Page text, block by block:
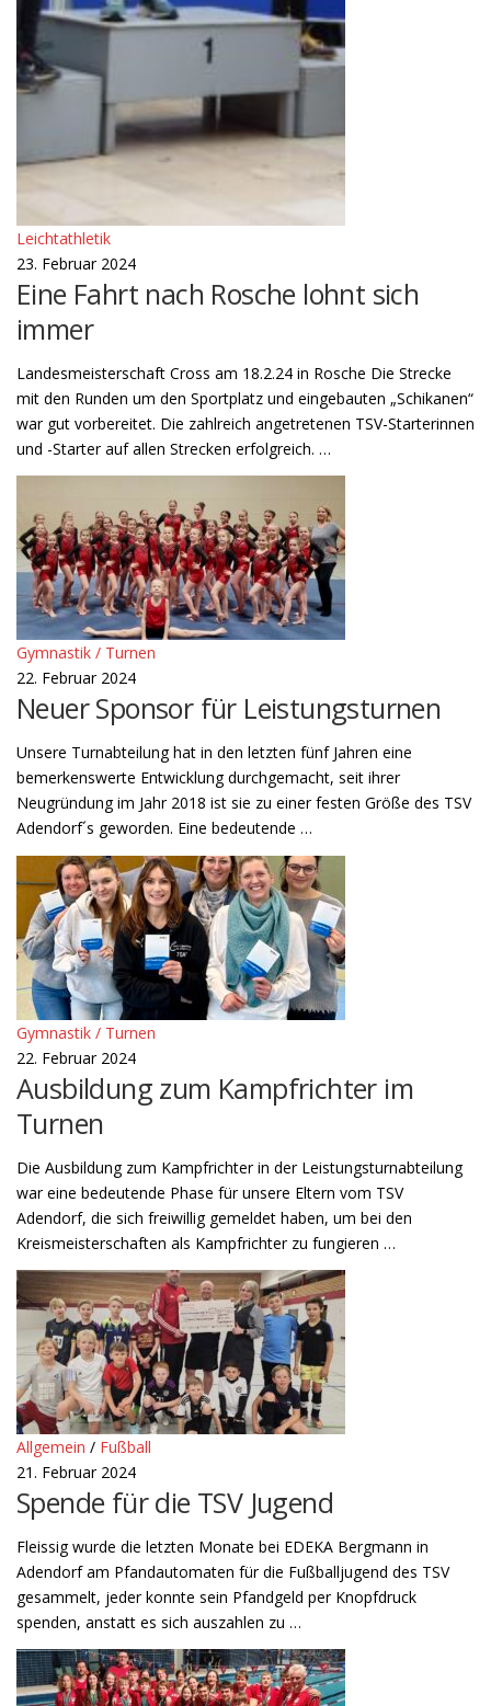
Leichtathletik
23. Februar 2024
Eine Fahrt nach Rosche lohnt sich
immer
Landesmeisterschaft Cross am 18.2.24 in Rosche Die Strecke
mit den Runden um den Sportplatz und eingebauten „Schikanen“
war gut vorbereitet. Die zahlreich angetretenen TSV-Starterinnen
und -Starter auf allen Strecken erfolgreich. …
Gymnastik / Turnen
22. Februar 2024
Neuer Sponsor für Leistungsturnen
Unsere Turnabteilung hat in den letzten fünf Jahren eine
bemerkenswerte Entwicklung durchgemacht, seit ihrer
Neugründung im Jahr 2018 ist sie zu einer festen Größe des TSV
Adendorf´s geworden. Eine bedeutende …
Gymnastik / Turnen
22. Februar 2024
Ausbildung zum Kampfrichter im
Turnen
Die Ausbildung zum Kampfrichter in der Leistungsturnabteilung
war eine bedeutende Phase für unsere Eltern vom TSV
Adendorf, die sich freiwillig gemeldet haben, um bei den
Kreismeisterschaften als Kampfrichter zu fungieren …
Allgemein / Fußball
21. Februar 2024
Spende für die TSV Jugend
Fleissig wurde die letzten Monate bei EDEKA Bergmann in
Adendorf am Pfandautomaten für die Fußballjugend des TSV
gesammelt, jeder konnte sein Pfandgeld per Knopfdruck
spenden, anstatt es sich auszahlen zu …